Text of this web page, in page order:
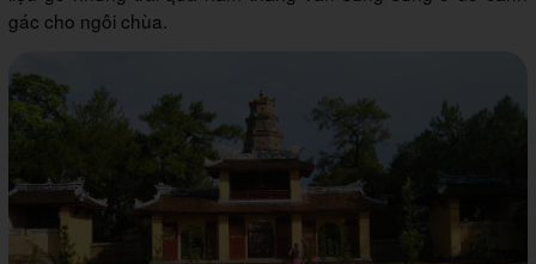
gác cho ngôi chùa.